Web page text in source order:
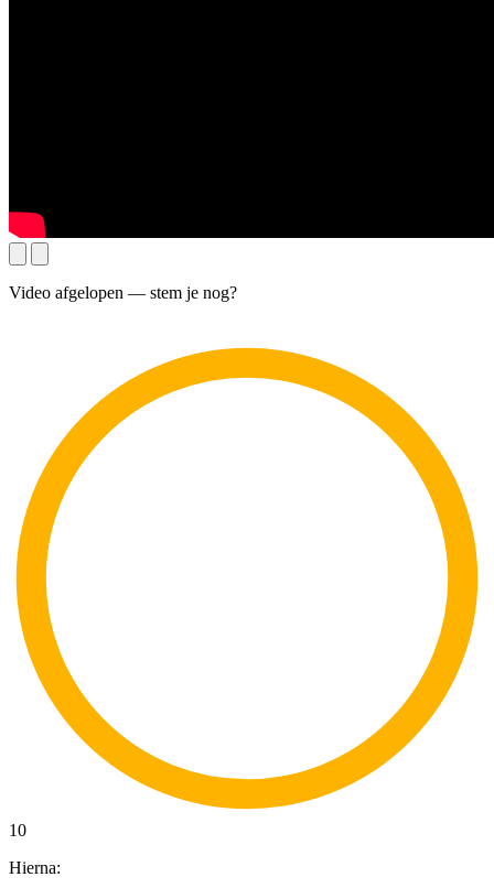
Video afgelopen — stem je nog?
10
Hierna: